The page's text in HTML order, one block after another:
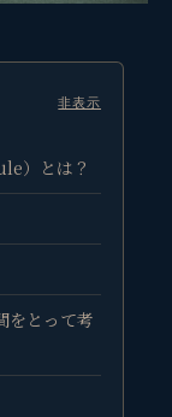
非表示
）とは？
をとって考